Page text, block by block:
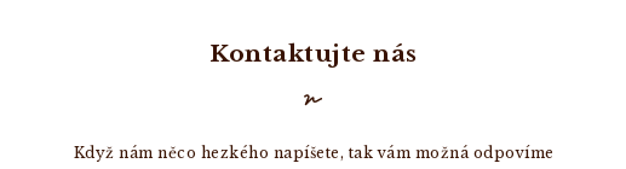
Kontaktujte nás
Když nám něco hezkého napíšete, tak vám možná odpovíme